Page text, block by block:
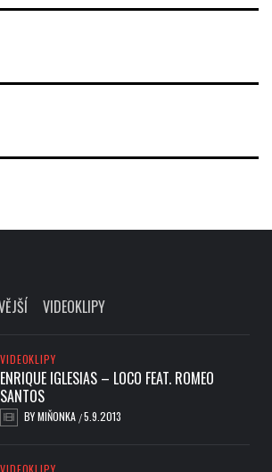
VIDEOKLIPY
VIDEOKLIPY
ENRIQUE IGLESIAS – LOCO FEAT. ROMEO
SANTOS
BYMIŇONKA /5.9.2013
VIDEOKLIPY